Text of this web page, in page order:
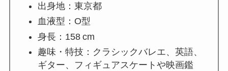
出身地：東京都
血液型：O型
身長：158 cm
趣味・特技：クラシックバレエ、英語、
ギター、フィギュアスケートや映画鑑